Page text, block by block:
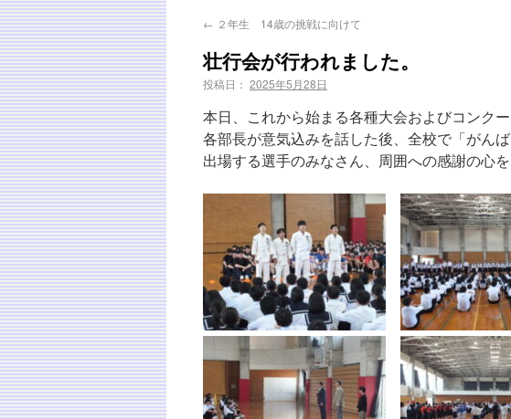
← ２年生 14歳の挑戦に向けて
壮行会が行われました。
投稿日： 2025年5月28日
本日、これから始まる各種大会およびコンク
各部長が意気込みを話した後、全校で「がん
出場する選手のみなさん、周囲への感謝の心